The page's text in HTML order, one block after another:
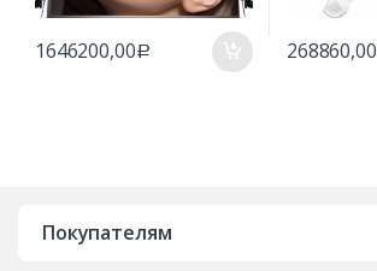
1646200,00Р 268860,00
Покупателям